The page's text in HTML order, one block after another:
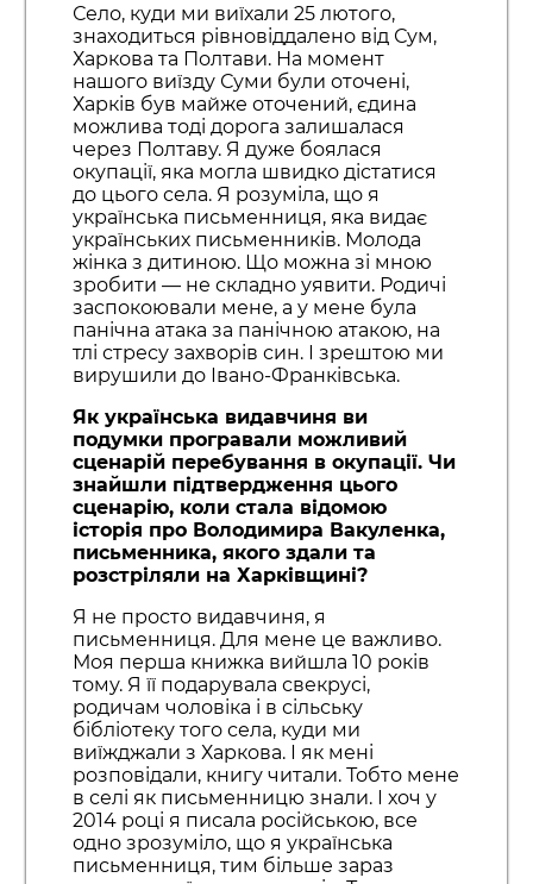
Село, куди ми виїхали 25 лютого,
знаходиться рівновіддалено від Сум,
Харкова та Полтави. На момент
нашого виїзду Суми були оточені,
Харків був майже оточений, єдина
можлива тоді дорога залишалася
через Полтаву. Я дуже боялася
окупації, яка могла швидко дістатися
до цього села. Я розуміла, що я
українська письменниця, яка видає
українських письменників. Молода
жінка з дитиною. Що можна зі мною
зробити — не складно уявити. Родичі
заспокоювали мене, а у мене була
панічна атака за панічною атакою, на
тлі стресу захворів син. І зрештою ми
вирушили до Івано-Франківська.
Як українська видавчиня ви
подумки програвали можливий
сценарій перебування в окупації. Чи
знайшли підтвердження цього
сценарію, коли стала відомою
історія про Володимира Вакуленка,
письменника, якого здали та
розстріляли на Харківщині?
Я не просто видавчиня, я
письменниця. Для мене це важливо.
Моя перша книжка вийшла 10 років
тому. Я її подарувала свекрусі,
родичам чоловіка і в сільську
бібліотеку того села, куди ми
виїжджали з Харкова. І як мені
розповідали, книгу читали. Тобто мене
в селі як письменницю знали. І хоч у
2014 році я писала російською, все
одно зрозуміло, що я українська
письменниця, тим більше зараз